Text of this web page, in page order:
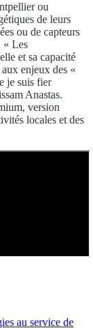
ou
de leurs
ou de capteurs
« Les
et sa capacité
enjeux des «
je suis fier
Anastas.
version
locales et des
au service de